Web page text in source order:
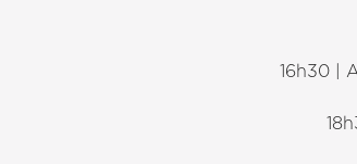
16h30 |